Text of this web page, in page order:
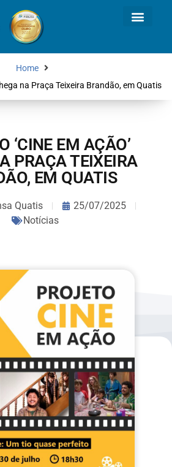
Home
na Praça Teixeira Brandão, em Quatis
‘CINE EM AÇÃO’
PRAÇA TEIXEIRA
EM QUATIS
Quatis
25/07/2025
Notícias